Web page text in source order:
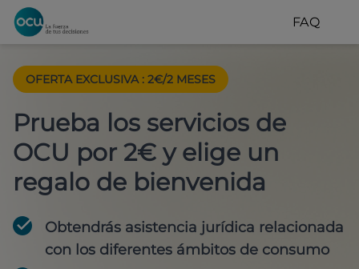
FAQ
OFERTA EXCLUSIVA : 2€/2 MESES
Prueba los servicios de
OCU por 2€ y elige un
regalo de bienvenida
Obtendrás asistencia jurídica relacionada
con los diferentes ámbitos de consumo